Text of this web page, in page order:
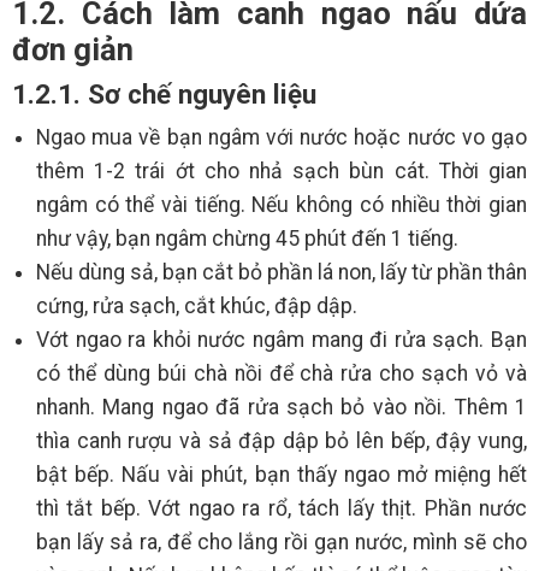
1.2. Cách làm canh ngao nấu dứa
đơn giản
1.2.1. Sơ chế nguyên liệu
Ngao mua về bạn ngâm với nước hoặc nước vo gạo
thêm 1-2 trái ớt cho nhả sạch bùn cát. Thời gian
ngâm có thể vài tiếng. Nếu không có nhiều thời gian
như vậy, bạn ngâm chừng 45 phút đến 1 tiếng.
Nếu dùng sả, bạn cắt bỏ phần lá non, lấy từ phần thân
cứng, rửa sạch, cắt khúc, đập dập.
Vớt ngao ra khỏi nước ngâm mang đi rửa sạch. Bạn
có thể dùng búi chà nồi để chà rửa cho sạch vỏ và
nhanh. Mang ngao đã rửa sạch bỏ vào nồi. Thêm 1
thìa canh rượu và sả đập dập bỏ lên bếp, đậy vung,
bật bếp. Nấu vài phút, bạn thấy ngao mở miệng hết
thì tắt bếp. Vớt ngao ra rổ, tách lấy thịt. Phần nước
bạn lấy sả ra, để cho lắng rồi gạn nước, mình sẽ cho